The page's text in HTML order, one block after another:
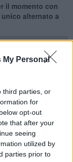
My Personal
third parties, or
for
opt-out
that after your
seeing
utilized by
parties prior to
il momento con
alternato a
viale Lorenzini
Giacomo Santi
a seguito del
tornerà
completati con
- la riapertura